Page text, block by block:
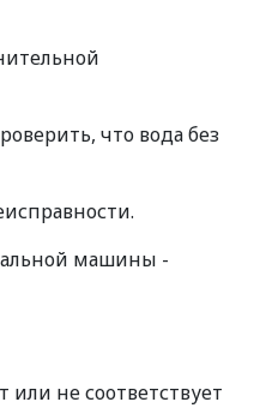
что вода без
машины -
не соответствует